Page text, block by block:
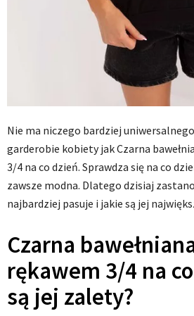
Nie ma niczego bardziej
garderobie kobiety jak Czarna
3/4 na co dzień. Sprawdza się na co
zawsze modna. Dlatego dzisiaj
najbardziej pasuje i jakie są jej
Czarna
rękawem 3/4 na
są jej zalety?